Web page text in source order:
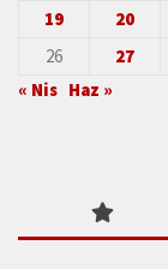
19
20
26
27
« Nis Haz »